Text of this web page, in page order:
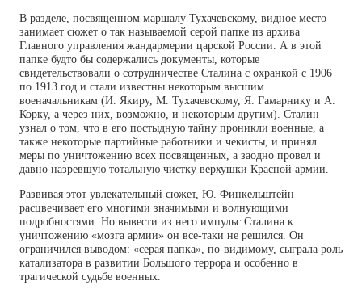
В разделе, посвященном маршалу Тухачевскому, видное место
занимает сюжет о так называемой серой папке из архива
Главного управления жандармерии царской России. А в этой
папке будто бы содержались документы, которые
свидетельствовали о сотрудничестве Сталина с охранкой с 1906
по 1913 год и стали известны некоторым высшим
военачальникам (И. Якиру, М. Тухачевскому, Я. Гамарнику и А.
Корку, а через них, возможно, и некоторым другим). Сталин
узнал о том, что в его постыдную тайну проникли военные, а
также некоторые партийные работники и чекисты, и принял
меры по уничтожению всех посвященных, а заодно провел и
давно назревшую тотальную чистку верхушки Красной армии.
Развивая этот увлекательный сюжет, Ю. Финкельштейн
расцвечивает его многими значимыми и волнующими
подробностями. Но вывести из него импульс Сталина к
уничтожению «мозга армии» он все-таки не решился. Он
ограничился выводом: «серая папка», по-видимому, сыграла роль
катализатора в развитии Большого террора и особенно в
трагической судьбе военных.